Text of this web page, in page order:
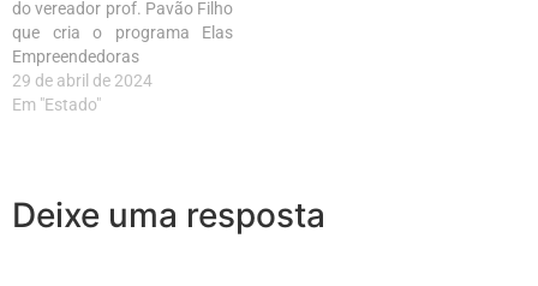
do vereador prof. Pavão Filho
que cria o programa Elas
Empreendedoras
29 de abril de 2024
Em "Estado"
Deixe uma resposta